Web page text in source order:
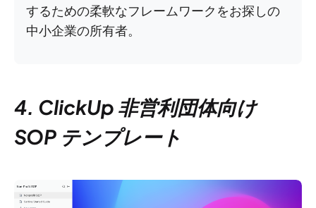
するための柔軟なフレームワークをお探しの
中小企業の所有者。
4. ClickUp 非営利団体向け
SOP テンプレート